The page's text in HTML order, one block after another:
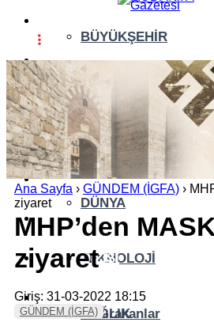
BÜYÜKŞEHİR
ASAYİŞ
YAŞAM
DÜNYA
TEKNOLOJİ
SAĞLIK
ÖZEL HABER
EKONOMİ
AKTÜEL
EĞİTİM
SPOR
YAZI DİZİSİ
İz Bırakanlar
YAZARLAR
Ana Sayfa › GÜNDEM (İGFA) ›
ziyaret
MHP’den
ziyaret
Giriş: 31-03-2022 18:15
GÜNDEM (İGFA)